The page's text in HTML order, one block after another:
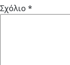
Σχόλιο *